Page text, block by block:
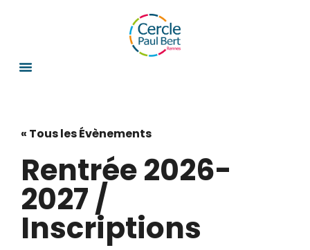
« Tous les Évènements
Rentrée 2026-
2027 /
Inscriptions